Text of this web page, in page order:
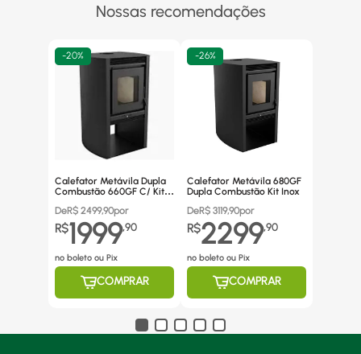
Nossas recomendações
-20%
Calefator Metávila Dupla
Combustão 660GF C/ Kit
DeR$ 2499,90por
R$1999,90
no boleto ou Pix
COMPRAR
-26%
Calefator Metávila 680GF
Dupla Combustão Kit Inox
DeR$ 3119,90por
R$2299,90
no boleto ou Pix
COMPRAR